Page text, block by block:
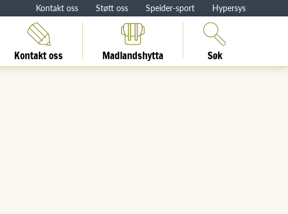
Kontakt oss Støtt oss Speider-sport Hypersys
Kontakt oss Madlandshytta Søk